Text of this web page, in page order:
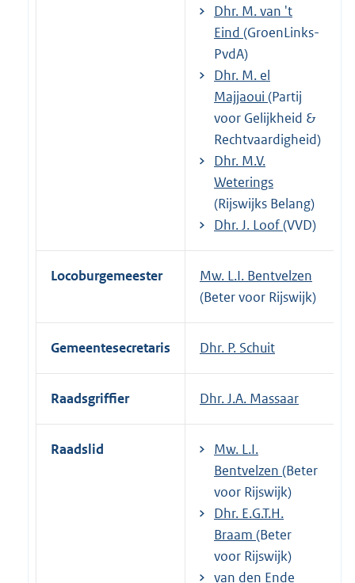
Dhr. M. van 't
Eind (GroenLinks-
PvdA)
Dhr. M. el
Majjaoui (Partij
voor Gelijkheid &
Rechtvaardigheid)
Dhr. M.V.
Weterings
(Rijswijks Belang)
Dhr. J. Loof(VVD)
Locoburgemeester
Mw. L.I. Bentvelzen
(Beter voor Rijswijk)
Gemeentesecretaris Dhr. P. Schuit
Raadsgriffier Dhr. J.A. Massaar
Raadslid
Mw. L.I.
Bentvelzen (Beter
voor Rijswijk)
Dhr. E.G.T.H.
Braam (Beter
voor Rijswijk)
van den Ende